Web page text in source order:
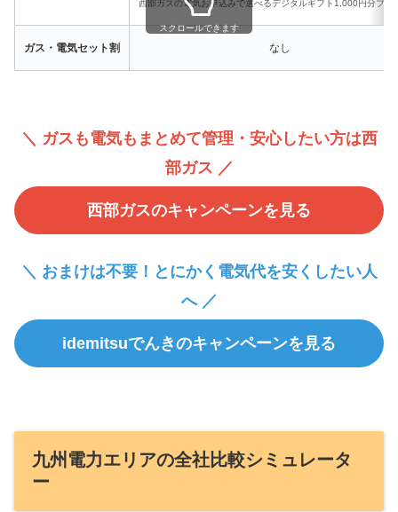
西部ガスの電気お申込みで選べるデジタルギフト1,000円分プレ
ガス・電気セット割 なし
スクロールできます
＼ ガスも電気もまとめて管理・安心したい方は西
部ガス ／
西部ガスのキャンペーンを見る
＼ おまけは不要！とにかく電気代を安くしたい人
へ ／
idemitsuでんきのキャンペーンを見る
九州電力エリアの全社比較シミュレータ
ー